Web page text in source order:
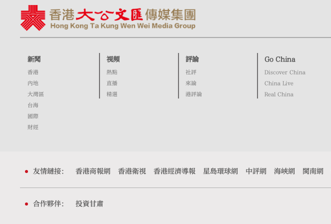
新聞
香港
內地
大灣區
台海
國際
財經
視頻
熱點
直播
精選
評論
社評
來論
港評論
Go China
Discover China
China Live
Real China
友情鏈接： 香港商報網 香港衛視 香港經濟導報 星島環球網 中評網 海峽網 閩南網
合作夥伴： 投資甘肅